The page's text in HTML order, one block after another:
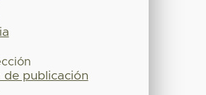
de publicación